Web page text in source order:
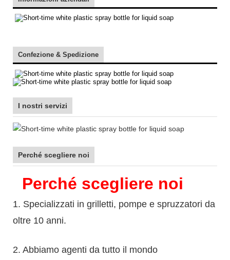
Confezione & Spedizione
I nostri servizi
Perché scegliere noi
Perché scegliere noi
1. Specializzati in grilletti, pompe e spruzzatori da
oltre 10 anni.
2. Abbiamo agenti da tutto il mondo